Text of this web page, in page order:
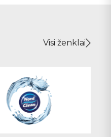
Visi ženklai